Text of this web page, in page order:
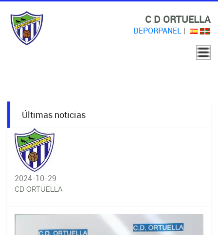
C D ORTUELLA
DEPORPANEL |
Últimas noticias
2024-10-29
CD ORTUELLA